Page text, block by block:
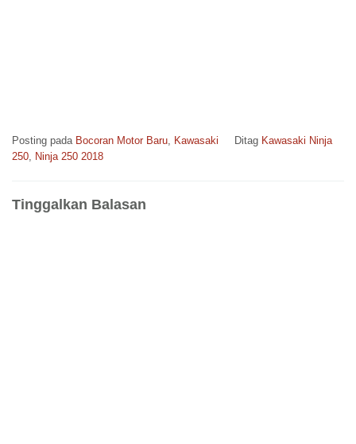
Posting pada Bocoran Motor Baru, Kawasaki Ditag Kawasaki Ninja
250, Ninja 250 2018
Tinggalkan Balasan